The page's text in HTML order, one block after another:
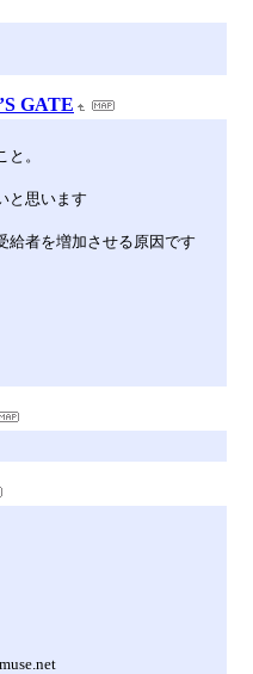
GATE
。
と思います
給者を増加させる原因です